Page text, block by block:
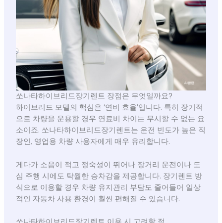
쏘나타하이브리드장기렌트 장점은 무엇일까요?
하이브리드 모델의 핵심은 ‘연비 효율’입니다. 특히 장기적
으로 차량을 운용할 경우 연료비 차이는 무시할 수 없는 요
소이죠. 쏘나타하이브리드장기렌트는 운전 빈도가 높은 직
장인, 영업용 차량 사용자에게 매우 유리합니다.
게다가 소음이 적고 정숙성이 뛰어나 장거리 운전이나 도
심 주행 시에도 탁월한 승차감을 제공합니다. 장기렌트 방
식으로 이용할 경우 차량 유지관리 부담도 줄어들어 일상
적인 자동차 사용 환경이 훨씬 편해질 수 있습니다.